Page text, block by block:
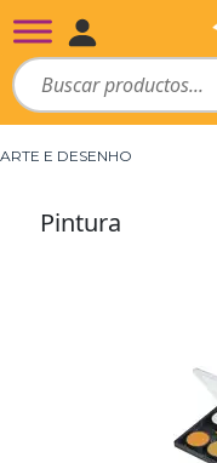
ARTE E DESENHO
Pintura